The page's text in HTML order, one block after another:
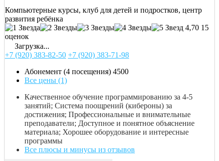
Компьютерные курсы, клуб для детей и подростков, центр
развития ребёнка
4,70 15
оценок
Загрузка...
+7 (920) 383-82-50 +7 (920) 383-71-98
Абонемент (4 посещения) 4500
Все цены (1)
Качественное обучение программированию за 4-5
занятий; Система поощрений (кибероны) за
достижения; Профессиональные и внимательные
преподаватели; Доступное и понятное объяснение
материала; Хорошее оборудование и интересные
программы
Все плюсы и минусы из отзывов